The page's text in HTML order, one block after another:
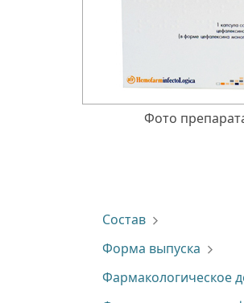
Фото
Состав
Форма выпуска
Фармакологическое